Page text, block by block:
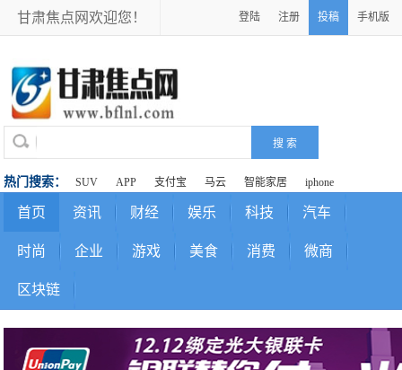
甘肃焦点网欢迎您！ 登陆 注册 投稿 手机版
热门搜索： SUV APP 支付宝 马云 智能家居 iphone
首页 资讯 财经 娱乐 科技 汽车
时尚 企业 游戏 美食 消费 微商
区块链